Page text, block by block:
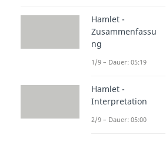
Hamlet -
Zusammenfassu
ng
1/9 – Dauer: 05:19
Hamlet -
Interpretation
2/9 – Dauer: 05:00